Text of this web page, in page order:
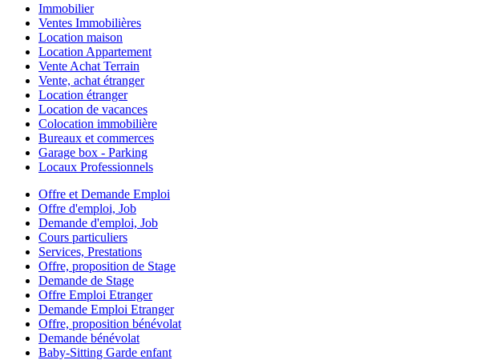
Immobilier
Ventes Immobilières
Location maison
Location Appartement
Vente Achat Terrain
Vente, achat étranger
Location étranger
Location de vacances
Colocation immobilière
Bureaux et commerces
Garage box - Parking
Locaux Professionnels
Offre et Demande Emploi
Offre d'emploi, Job
Demande d'emploi, Job
Cours particuliers
Services, Prestations
Offre, proposition de Stage
Demande de Stage
Offre Emploi Etranger
Demande Emploi Etranger
Offre, proposition bénévolat
Demande bénévolat
Baby-Sitting Garde enfant